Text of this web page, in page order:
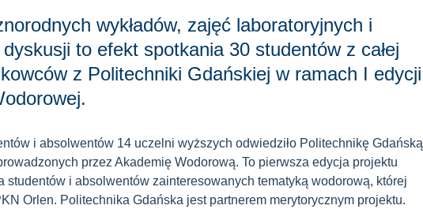
wykładów, zajęć laboratoryjnych i
to efekt spotkania 30 studentów z całej
z Politechniki Gdańskiej w ramach I edycji
i absolwentów 14 uczelni wyższych odwiedziło Politechnikę Gdańską
przez Akademię Wodorową. To pierwsza edycja projektu
studentów i absolwentów zainteresowanych tematyką wodorową, której
Orlen. Politechnika Gdańska jest partnerem merytorycznym projektu.